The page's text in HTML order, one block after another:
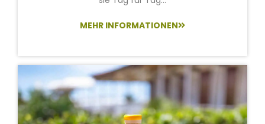
MEHR INFORMATIONEN